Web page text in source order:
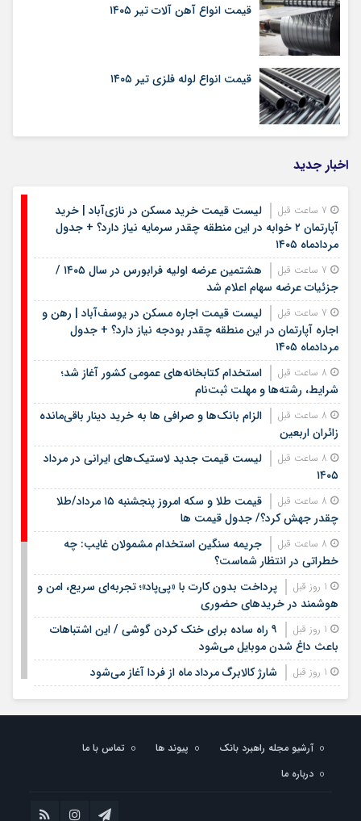
قیمت انواع آهن آلات تیر ۱۴۰۵
قیمت انواع لوله فلزی تیر ۱۴۰۵
اخبار جدید
لیست قیمت خرید مسکن در نازی‌آباد | خرید
آپارتمان ۲ خوابه در این منطقه چقدر سرمایه نیاز دارد؟ + جدول
مردادماه ۱۴۰۵
هشتمین عرضه اولیه فرابورس در سال ۱۴۰۵ /
جزئیات عرضه سهام اعلام شد
لیست قیمت اجاره مسکن در یوسف‌آباد | رهن و
اجاره آپارتمان در این منطقه چقدر بودجه نیاز دارد؟ + جدول
مردادماه ۱۴۰۵
استخدام کتابخانه‌های عمومی کشور آغاز شد؛
شرایط، رشته‌ها و مهلت ثبت‌نام
الزام بانک‌ها و صرافی ها به خرید دینار باقی‌مانده
زائران اربعین
لیست قیمت جدید لاستیک‌های ایرانی در مرداد
۱۴۰۵
قیمت طلا و سکه امروز پنجشنبه ۱۵ مرداد/طلا
چقدر جهش کرد؟/ جدول قیمت ها
جریمه سنگین استخدام مشمولان غایب: چه
خطراتی در انتظار شماست؟
پرداخت بدون کارت با «پی‌پاد»؛ تجربه‌ای سریع، امن و
هوشمند در خریدهای حضوری
۹ راه ساده برای خنک کردن گوشی / این اشتباهات
باعث داغ شدن موبایل می‌شود
شارژ کالابرگ مرداد ماه از فردا آغاز می‌شود
1 روز قبل
لیست قیمت اجاره مسکن در شهرک غرب |
اجاره‌نشینی در این منطقه چقدر هزینه دارد؟ + جدول مردادماه
لیست قیمت خرید مسکن در تهرانسر/ قیمت خرید
هر متر آپارتمان در این منطقه چقدر است؟ + جدول
آرشیو مجله راهبرد بانک پیوند ها
تماس با ما
درباره ما